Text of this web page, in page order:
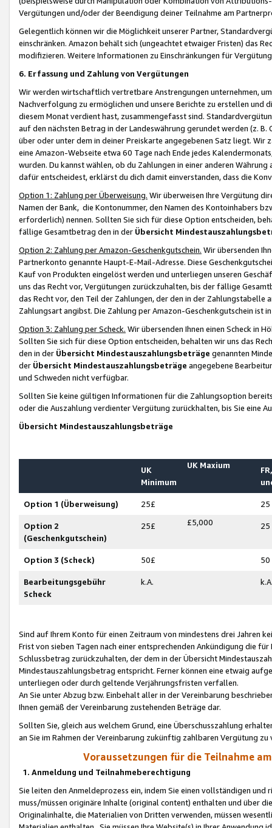
Vergütungen und/oder der Beendigung deiner Teilnahme am
Gelegentlich können wir die Möglichkeit unserer Partner,
einschränken. Amazon behält sich (ungeachtet etwaiger Fristen) das
modifizieren. Weitere Informationen zu Einschränkungen für
6. Erfassung und Zahlung von Vergütungen
Wir werden wirtschaftlich vertretbare Anstrengungen unternehmen,
Nachverfolgung zu ermöglichen und unsere Berichte zu erstellen und
diesem Monat verdient hast, zusammengefasst sind.
auf den nächsten Betrag in der Landeswährung gerundet werden (z.
über oder unter dem in deiner Preiskarte angegebenen Satz liegt.
eine Amazon-Webseite etwa 60 Tage nach Ende jedes
wurden. Du kannst wählen, ob du Zahlungen in einer anderen
dafür entscheidest, erklärst du dich damit einverstanden, dass die
Option 1: Zahlung per Überweisung. Wir überweisen Ihre Vergütung
Namen der Bank, die Kontonummer, den Namen des Kontoinhabers
erforderlich) nennen. Sollten Sie sich für diese Option entscheiden,
fällige Gesamtbetrag den in der Übersicht
Option 2: Zahlung per Amazon-Geschenkgutschein. Wir übersenden
Partnerkonto genannte Haupt-E-Mail-Adresse. Diese
Kauf von Produkten eingelöst werden und unterliegen unseren
uns das Recht vor, Vergütungen zurückzuhalten, bis der fällige
das Recht vor, den Teil der Zahlungen, der den in der
Zahlungsart angibst. Die Zahlung per Amazon-Geschenkgutschein ist
Option 3: Zahlung per Scheck. Wir übersenden Ihnen einen Scheck in
Sollten Sie sich für diese Option entscheiden, behalten wir uns das
den in der Übersicht Mindestauszahlungsbeträge genannten
der Übersicht Mindestauszahlungsbeträge angegebene
und Schweden nicht verfügbar.
Sollten Sie keine gültigen Informationen für die Zahlungsoption
oder die Auszahlung verdienter Vergütung zurückhalten, bis Sie
Übersicht Mindestauszahlungsbeträge
UK
Minimum
UK Maxium
Option 1 (Überweisung) 25£ 25
Option 2
(Geschenkgutschein)
25£ £5,000 25
Option 3 (Scheck) 50£ 50
Bearbeitungsgebühr
Scheck
k.A.
Sind auf Ihrem Konto für einen Zeitraum von mindestens drei Jahren
Frist von sieben Tagen nach einer entsprechenden Ankündigung die
Schlussbetrag zurückzuhalten, der dem in der Übersicht
Mindestauszahlungsbetrag entspricht. Ferner können eine etwaig
unterliegen oder durch geltende Verjährungsfristen verfallen.
An Sie unter Abzug bzw. Einbehalt aller in der Vereinbarung
Ihnen gemäß der Vereinbarung zustehenden Beträge dar.
Sollten Sie, gleich aus welchem Grund, eine Überschusszahlung
an Sie im Rahmen der Vereinbarung zukünftig zahlbaren Vergütung zu
Voraussetzungen für die Teilnahme
1. Anmeldung und Teilnahmeberechtigung
Sie leiten den Anmeldeprozess ein, indem Sie einen vollständigen
muss/müssen originäre Inhalte (original content) enthalten und über
Originalinhalte, die Materialien von Dritten verwenden, müssen